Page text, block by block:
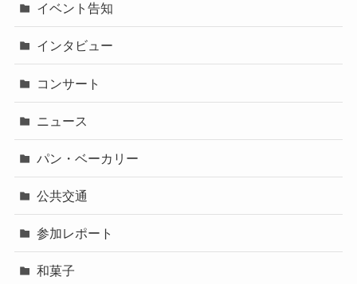
イベント告知
インタビュー
コンサート
ニュース
パン・ベーカリー
公共交通
参加レポート
和菓子